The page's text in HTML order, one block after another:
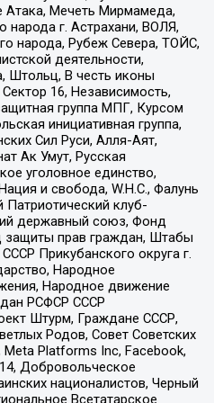
Атака, Мечеть Мирмамеда,
народа г. Астрахани, ВОЛЯ,
народа, Рубеж Севера, ТОЙС,
деятельности,
Штольц, В честь иконы
16, Независимость,
группа МПГ, Курсом
инициативная группа,
Сил Руси, Алля-Аят,
Ак Умут, Русская
уголовное единство,
и свобода, W.H.С., Фалунь
клуб-
державный союз, Фонд
защиты прав граждан, Штабы
Прикубанского округа г.
Народное
Народное движение
РСФСР СССР
Штурм, Граждане СССР,
Родов, Совет Советских
Platforms Inc, Facebook,
Добровольческое
националистов, Черный
Всетатарское